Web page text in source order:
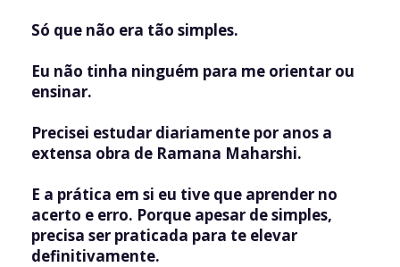
Só que não era tão simples.
Eu não tinha ninguém para me orientar ou
ensinar.
Precisei estudar diariamente por anos a
extensa obra de Ramana Maharshi.
E a prática em si eu tive que aprender no
acerto e erro. Porque apesar de simples,
precisa ser praticada para te elevar
definitivamente.